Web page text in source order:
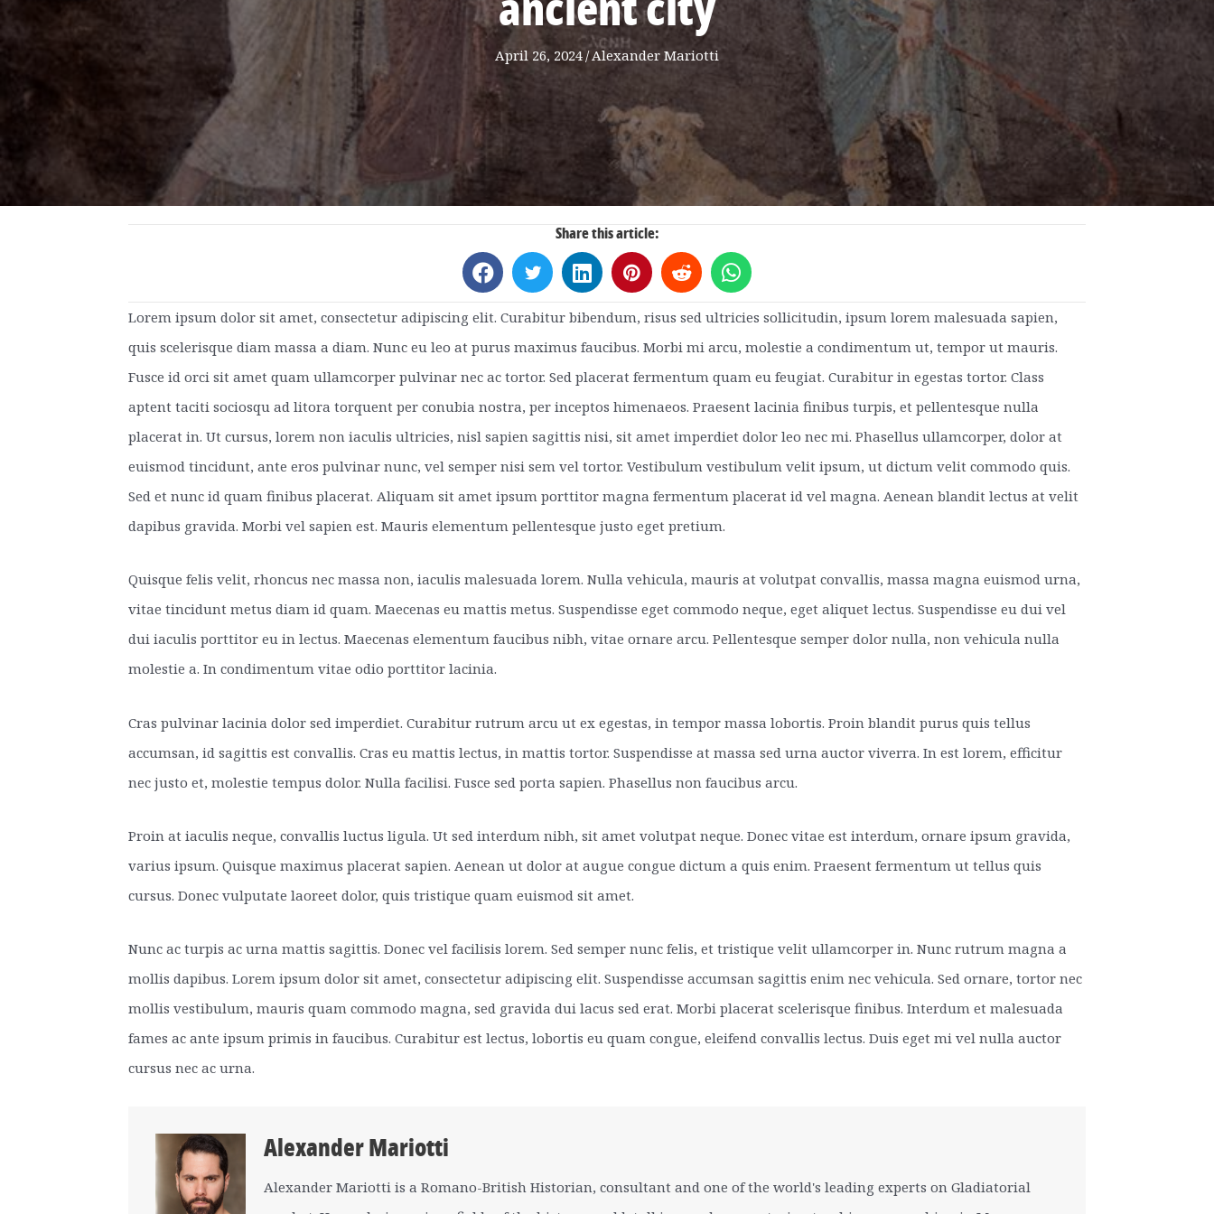
April 26, 2024/Alexander Mariotti
Share this article:
Lorem ipsum dolor sit amet, consectetur adipiscing elit. Curabitur bibendum, risus sed ultricies sollicitudin, ipsum lorem malesuada sapien,
quis scelerisque diam massa a diam. Nunc eu leo at purus maximus faucibus. Morbi mi arcu, molestie a condimentum ut, tempor ut mauris.
Fusce id orci sit amet quam ullamcorper pulvinar nec ac tortor. Sed placerat fermentum quam eu feugiat. Curabitur in egestas tortor. Class
aptent taciti sociosqu ad litora torquent per conubia nostra, per inceptos himenaeos. Praesent lacinia finibus turpis, et pellentesque nulla
placerat in. Ut cursus, lorem non iaculis ultricies, nisl sapien sagittis nisi, sit amet imperdiet dolor leo nec mi. Phasellus ullamcorper, dolor at
euismod tincidunt, ante eros pulvinar nunc, vel semper nisi sem vel tortor. Vestibulum vestibulum velit ipsum, ut dictum velit commodo quis.
Sed et nunc id quam finibus placerat. Aliquam sit amet ipsum porttitor magna fermentum placerat id vel magna. Aenean blandit lectus at velit
dapibus gravida. Morbi vel sapien est. Mauris elementum pellentesque justo eget pretium.
Quisque felis velit, rhoncus nec massa non, iaculis malesuada lorem. Nulla vehicula, mauris at volutpat convallis, massa magna euismod urna,
vitae tincidunt metus diam id quam. Maecenas eu mattis metus. Suspendisse eget commodo neque, eget aliquet lectus. Suspendisse eu dui vel
dui iaculis porttitor eu in lectus. Maecenas elementum faucibus nibh, vitae ornare arcu. Pellentesque semper dolor nulla, non vehicula nulla
molestie a. In condimentum vitae odio porttitor lacinia.
Cras pulvinar lacinia dolor sed imperdiet. Curabitur rutrum arcu ut ex egestas, in tempor massa lobortis. Proin blandit purus quis tellus
accumsan, id sagittis est convallis. Cras eu mattis lectus, in mattis tortor. Suspendisse at massa sed urna auctor viverra. In est lorem, efficitur
nec justo et, molestie tempus dolor. Nulla facilisi. Fusce sed porta sapien. Phasellus non faucibus arcu.
Proin at iaculis neque, convallis luctus ligula. Ut sed interdum nibh, sit amet volutpat neque. Donec vitae est interdum, ornare ipsum gravida,
varius ipsum. Quisque maximus placerat sapien. Aenean ut dolor at augue congue dictum a quis enim. Praesent fermentum ut tellus quis
cursus. Donec vulputate laoreet dolor, quis tristique quam euismod sit amet.
Nunc ac turpis ac urna mattis sagittis. Donec vel facilisis lorem. Sed semper nunc felis, et tristique velit ullamcorper in. Nunc rutrum magna a
mollis dapibus. Lorem ipsum dolor sit amet, consectetur adipiscing elit. Suspendisse accumsan sagittis enim nec vehicula. Sed ornare, tortor nec
mollis vestibulum, mauris quam commodo magna, sed gravida dui lacus sed erat. Morbi placerat scelerisque finibus. Interdum et malesuada
fames ac ante ipsum primis in faucibus. Curabitur est lectus, lobortis eu quam congue, eleifend convallis lectus. Duis eget mi vel nulla auctor
cursus nec ac urna.
Alexander Mariotti
Alexander Mariotti is a Romano-British Historian, consultant and one of the world's leading experts on Gladiatorial